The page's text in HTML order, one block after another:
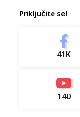
Priključite se!
41K
140